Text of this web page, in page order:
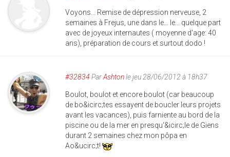
Voyons... Remise de dépression nerveuse, 2
semaines à Frejus, une dans le... le... quelque part
avec de joyeux internautes ( moyenne d'age: 40
ans), préparation de cours et surtout dodo !
#32834 ParAshtonle jeu 28/06/2012 à 18h37
Boulot, boulot et encore boulot (car beaucoup
de bo&icirc;tes essayent de boucler leurs projets
avant les vacances), puis farniente au bord de la
piscine ou de la mer en presqu'&icirc;le de Giens
durant 2 semaines chez mon pôpa en
Ao&ucirc;t!